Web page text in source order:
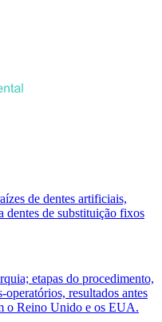
de dentes artificiais,
dentes de substituição fixos
etapas do procedimento,
resultados antes
o Reino Unido e os EUA.